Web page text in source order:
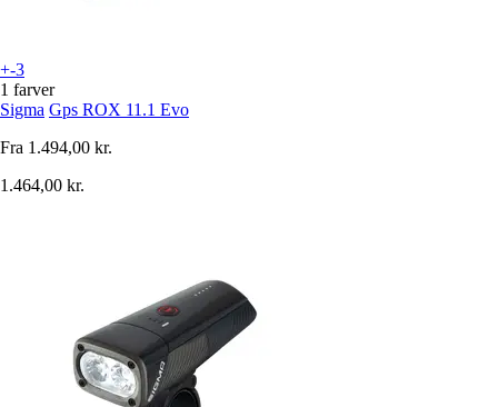
+-3
1 farver
Sigma Gps ROX 11.1 Evo
Fra 1.494,00 kr.
1.464,00 kr.